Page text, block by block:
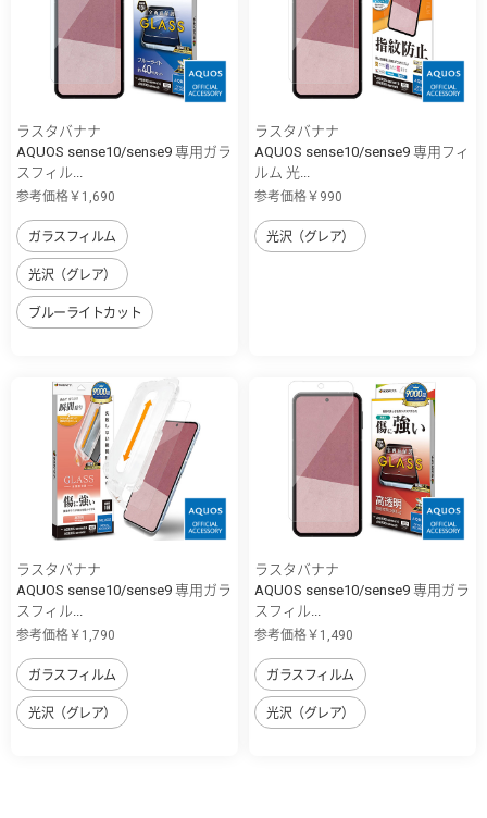
ラスタバナナ
AQUOS sense10/sense9 専用ガラ
スフィル...
参考価格￥1,690
ガラスフィルム
光沢（グレア）
ブルーライトカット
ラスタバナナ
AQUOS sense10/sense9 専用フィ
ルム 光...
参考価格￥990
光沢（グレア）
ラスタバナナ
AQUOS sense10/sense9 専用ガラ
スフィル...
参考価格￥1,790
ガラスフィルム
光沢（グレア）
ラスタバナナ
AQUOS sense10/sense9 専用ガラ
スフィル...
参考価格￥1,490
ガラスフィルム
光沢（グレア）